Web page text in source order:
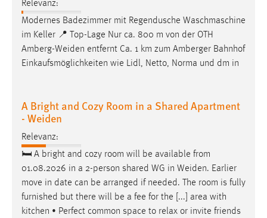
Relevanz:
Modernes Badezimmer mit Regendusche Waschmaschine
im Keller 📍 Top-Lage Nur ca. 800 m von der OTH
Amberg-Weiden entfernt Ca. 1 km zum Amberger Bahnhof
Einkaufsmöglichkeiten wie Lidl, Netto, Norma und dm in
A Bright and Cozy Room in a Shared Apartment
- Weiden
Relevanz:
🛏 A bright and cozy room will be available from
01.08.2026 in a 2-person shared WG in Weiden. Earlier
move in date can be arranged if needed. The room is fully
furnished but there will be a fee for the [...] area with
kitchen • Perfect common space to relax or invite friends
Conversion-Tracking
Cookie Laufzeit:
3 Monate
Name:
_fbp
Anbieter:
Facebook
Zweck:
Cookie Laufzeit: